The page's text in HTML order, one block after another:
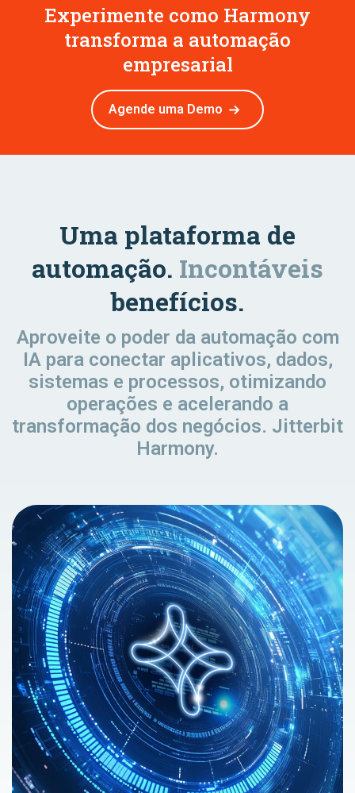
Experimente como Harmony
transforma a automação
empresarial
Agende uma Demo
Uma plataforma de
automação. Incontáveis
benefícios.
Aproveite o poder da automação com
IA para conectar aplicativos, dados,
sistemas e processos, otimizando
operações e acelerando a
transformação dos negócios. Jitterbit
Harmony.